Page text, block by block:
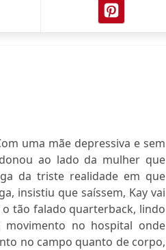
uma mãe depressiva e sem
ao lado da mulher que
da triste realidade em que
insistiu que saíssem, Kay vai
tão falado quarterback, lindo
no hospital onde
no campo quanto de corpo,